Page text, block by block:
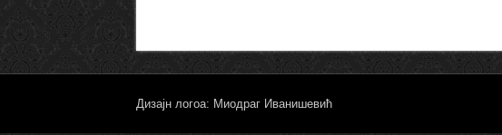
Дизајн логоа: Миодраг Иванишевић